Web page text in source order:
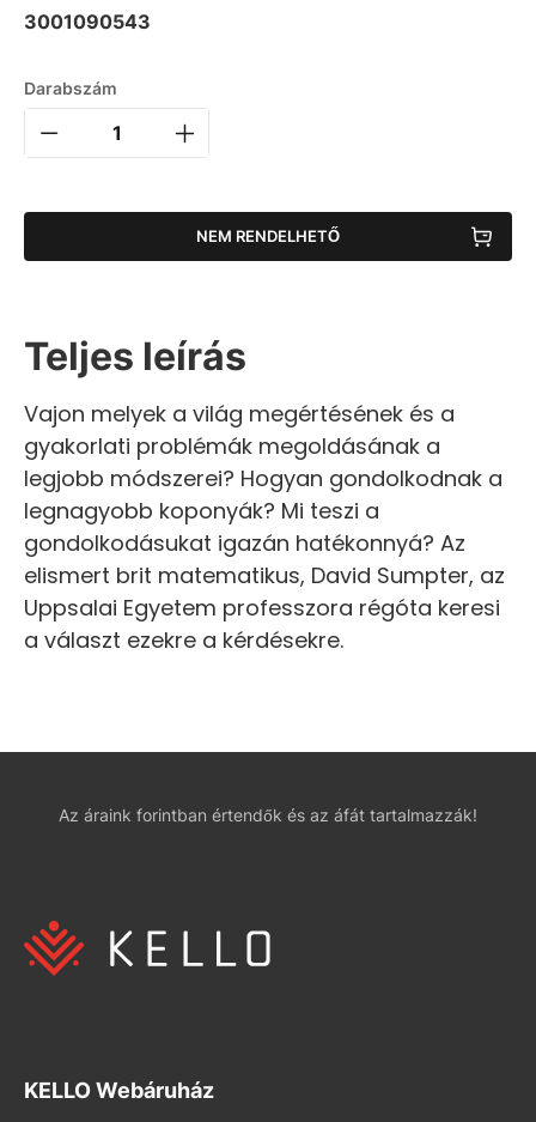
3001090543
Darabszám
NEM RENDELHETŐ
Teljes leírás
Vajon melyek a világ megértésének és a
gyakorlati problémák megoldásának a
legjobb módszerei? Hogyan gondolkodnak a
legnagyobb koponyák? Mi teszi a
gondolkodásukat igazán hatékonnyá? Az
elismert brit matematikus, David Sumpter, az
Uppsalai Egyetem professzora régóta keresi
a választ ezekre a kérdésekre.
Az áraink forintban értendők és az áfát tartalmazzák!
KELLO Webáruház